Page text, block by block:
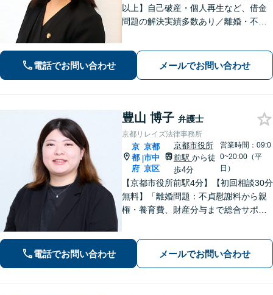
以上】自己破産・個人再生など、借金
問題の解決実績多数あり／離婚・不貞
みでもお気軽にご利用ください】
電話でお問い合わせ メールでお問い合わせ
豊山 博子 弁護士
京都リレイズ法律事務所
京
都
府
|
京都
市中
京区
京都市役所
前駅 から徒
歩4分
営業時間：09:0
0~20:00（平
日）
【京都市役所前駅4分】【初回相談30分
無料】「離婚問題：不貞慰謝料から親
権・養育費、財産分与まで総合サポー
えて諦める前に、まずはあなたのご希
望をお聞かせください【休日・夜間相
電話でお問い合わせ メールでお問い合わせ